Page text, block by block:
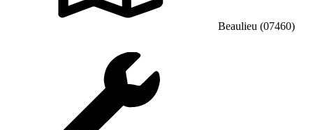
Beaulieu (07460)